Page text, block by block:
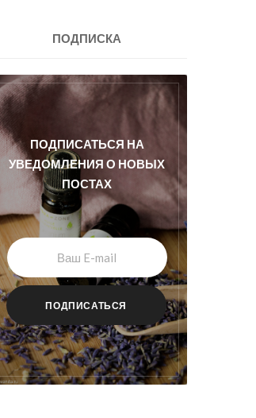
ПОДПИСКА
ПОДПИСАТЬСЯ НА
УВЕДОМЛЕНИЯ О НОВЫХ
ПОСТАХ